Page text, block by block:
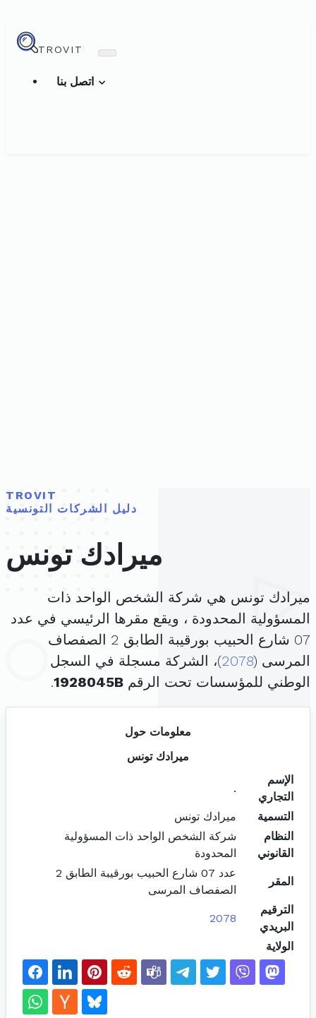
TROVIT
TROVIT
دليل الشركات التونسية
ميرادك تونس
ميرادك تونس هي شركة الشخص الواحد ذات
المسؤولية المحدودة ، ويقع مقرها الرئيسي في عدد
07 شارع الحبيب بورقيبة الطابق 2 الصفصاف
المرسى (2078)، الشركة مسجلة في السجل
الوطني للمؤسسات تحت الرقم 1928045B
.
معلومات حول
ميرادك تونس
الإسم
التجاري
.
التسمية
ميرادك تونس
النظام
القانوني
شركة الشخص الواحد ذات المسؤولية
المحدودة
المقر
عدد 07 شارع الحبيب بورقيبة الطابق 2
الصفصاف المرسى
الترقيم
البريدي
2078
الولاية